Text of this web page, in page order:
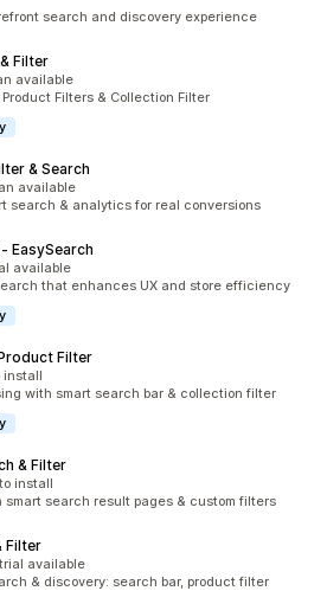
search and discovery experience
Filter
available
Filters & Collection Filter
& Search
available
search & analytics for real conversions
EasySearch
available
that enhances UX and store efficiency
Filter
install
with smart search bar & collection filter
& Filter
install
smart search result pages & custom filters
Filter
available
& discovery: search bar, product filter